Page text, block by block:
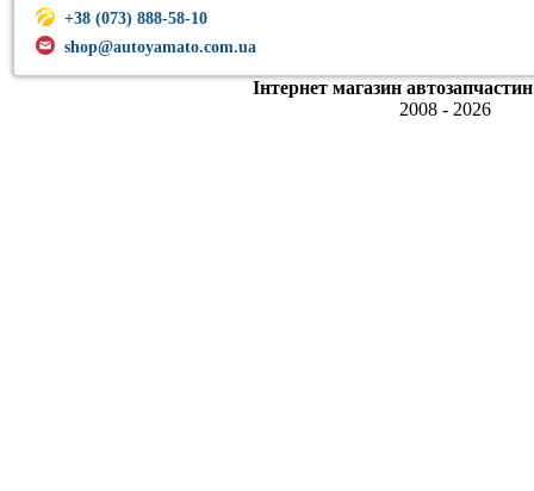
+38 (073) 888-58-10
shop@autoyamato.com.ua
Інтернет магазин
2008 - 2026